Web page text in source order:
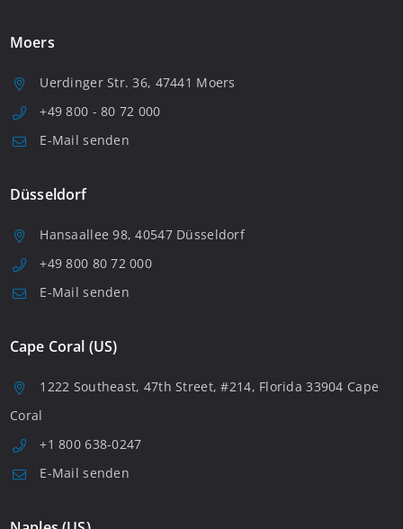
Moers
Uerdinger Str. 36, 47441 Moers
+49 800 - 80 72 000
E-Mail senden
Düsseldorf
Hansaallee 98, 40547 Düsseldorf
+49 800 80 72 000
E-Mail senden
Cape Coral (US)
1222 Southeast, 47th Street, #214, Florida 33904 Cape
Coral
+1 800 638-0247
E-Mail senden